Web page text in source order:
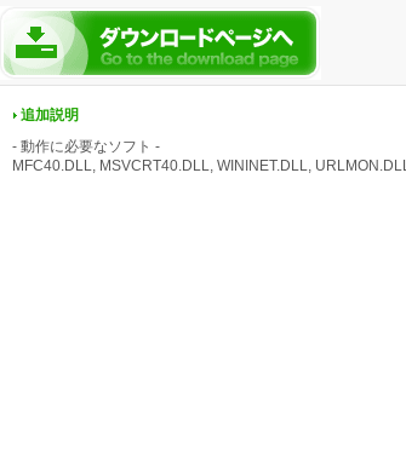
追加説明
- 動作に必要なソフト -
MFC40.DLL, MSVCRT40.DLL, WININET.DLL, URLMON.DLL